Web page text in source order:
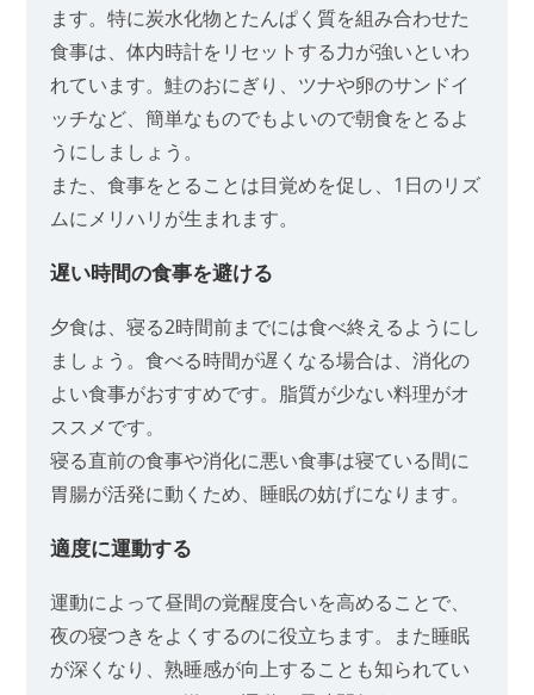
ます。特に炭水化物とたんぱく質を組み合わせた
食事は、体内時計をリセットする力が強いといわ
れています。鮭のおにぎり、ツナや卵のサンドイ
ッチなど、簡単なものでもよいので朝食をとるよ
うにしましょう。
また、食事をとることは目覚めを促し、1日のリズ
ムにメリハリが生まれます。
遅い時間の食事を避ける
夕食は、寝る2時間前までには食べ終えるようにし
ましょう。食べる時間が遅くなる場合は、消化の
よい食事がおすすめです。脂質が少ない料理がオ
ススメです。
寝る直前の食事や消化に悪い食事は寝ている間に
胃腸が活発に動くため、睡眠の妨げになります。
適度に運動する
運動によって昼間の覚醒度合いを高めることで、
夜の寝つきをよくするのに役立ちます。また睡眠
が深くなり、熟睡感が向上することも知られてい